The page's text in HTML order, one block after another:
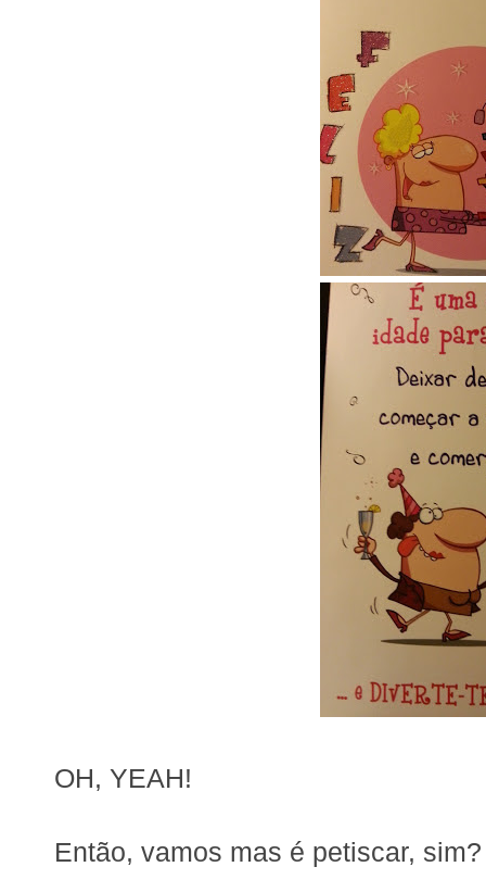
OH, YEAH!
Então, vamos mas é petiscar, sim?